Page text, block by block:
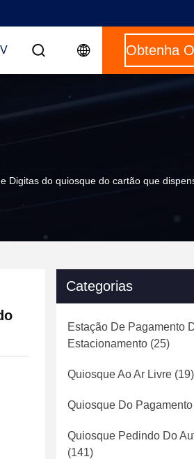
Digitas do quiosque do cartão que
Categorias
Estação De Pagamento
Estacionamento (25)
Quiosque Ao Ar Livre (19)
Quiosque Do Pagamento
Quiosque Pedindo Do
(141)